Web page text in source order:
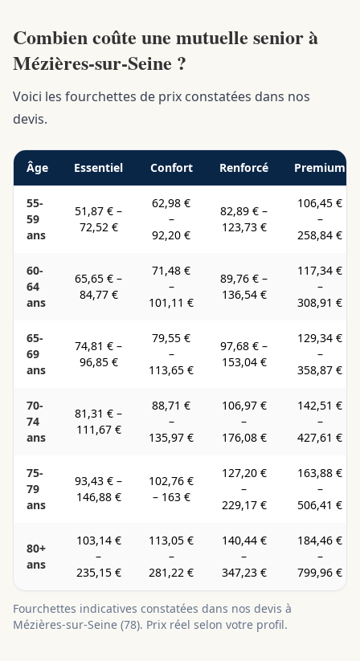
Combien coûte une mutuelle senior à
Mézières-sur-Seine ?
Voici les fourchettes de prix constatées dans nos
devis.
Âge Essentiel Confort Renforcé Premium
55-
59
ans
51,87 € –
72,52 €
62,98 €
–
92,20 €
82,89 € –
123,73 €
106,45 €
–
258,84 €
60-
64
ans
65,65 € –
84,77 €
71,48 €
–
101,11 €
89,76 € –
136,54 €
117,34 €
–
308,91 €
65-
69
ans
74,81 € –
96,85 €
79,55 €
–
113,65 €
97,68 € –
153,04 €
129,34 €
–
358,87 €
70-
74
ans
81,31 € –
111,67 €
88,71 €
–
135,97 €
106,97 €
–
176,08 €
142,51 €
–
427,61 €
75-
79
ans
93,43 € –
146,88 €
102,76 €
– 163 €
127,20 €
–
229,17 €
163,88 €
–
506,41 €
80+
ans
103,14 €
–
235,15 €
113,05 €
–
281,22 €
140,44 €
–
347,23 €
184,46 €
–
799,96 €
Fourchettes indicatives constatées dans nos devis à
Mézières-sur-Seine (78). Prix réel selon votre profil.